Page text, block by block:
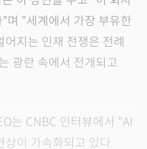
며 "세계에서 가장 부유한
지는 인재 전쟁은 전례
광란 속에서 전개되고
는 CNBC 인터뷰에서 "AI
상이 가속화되고 있다.